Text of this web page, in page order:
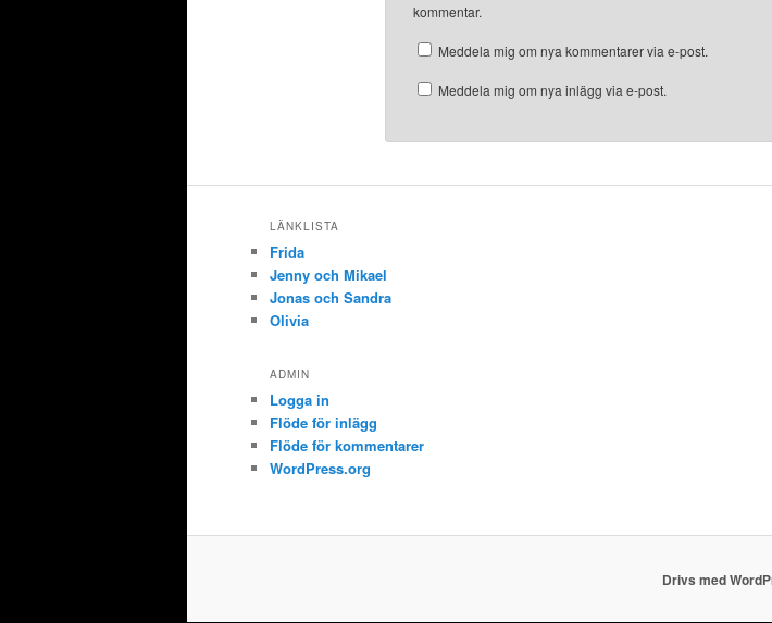
kommentar.
Meddela mig om nya kommentarer via e-post.
Meddela mig om nya inlägg via e-post.
LÄNKLISTA
Frida
Jenny och Mikael
Jonas och Sandra
Olivia
ADMIN
Logga in
Flöde för inlägg
Flöde för kommentarer
WordPress.org
Drivs med